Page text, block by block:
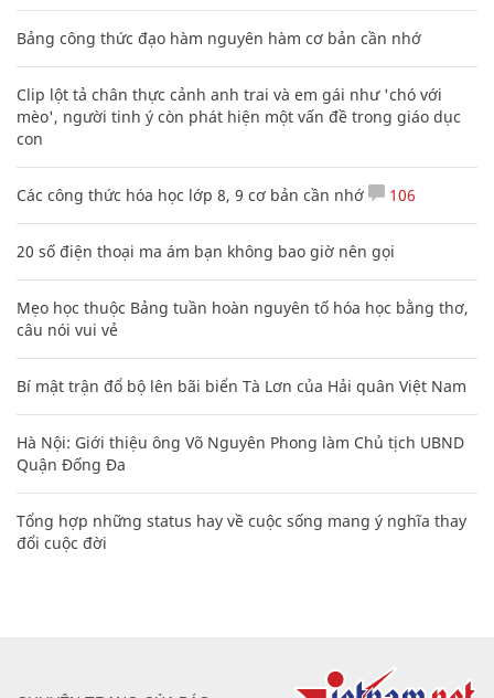
Bảng công thức đạo hàm nguyên hàm cơ bản cần nhớ
Clip lột tả chân thực cảnh anh trai và em gái như 'chó với
mèo', người tinh ý còn phát hiện một vấn đề trong giáo dục
con
Các công thức hóa học lớp 8, 9 cơ bản cần nhớ 106
20 số điện thoại ma ám bạn không bao giờ nên gọi
Mẹo học thuộc Bảng tuần hoàn nguyên tố hóa học bằng thơ,
câu nói vui vẻ
Bí mật trận đổ bộ lên bãi biển Tà Lơn của Hải quân Việt Nam
Hà Nội: Giới thiệu ông Võ Nguyên Phong làm Chủ tịch UBND
Quận Đống Đa
Tổng hợp những status hay về cuộc sống mang ý nghĩa thay
đổi cuộc đời